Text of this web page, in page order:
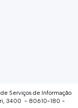
Serviços de Informação
3400 - 80610-180 -